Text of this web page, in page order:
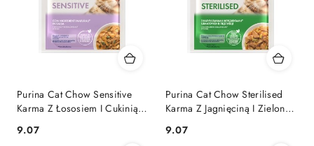
Purina Cat Chow Sensitive
Karma Z Łososiem I Cukinią
Cena:
9.07
Purina Cat Chow Sterilised
Karma Z Jagnięciną I Zieloną
Cena:
9.07